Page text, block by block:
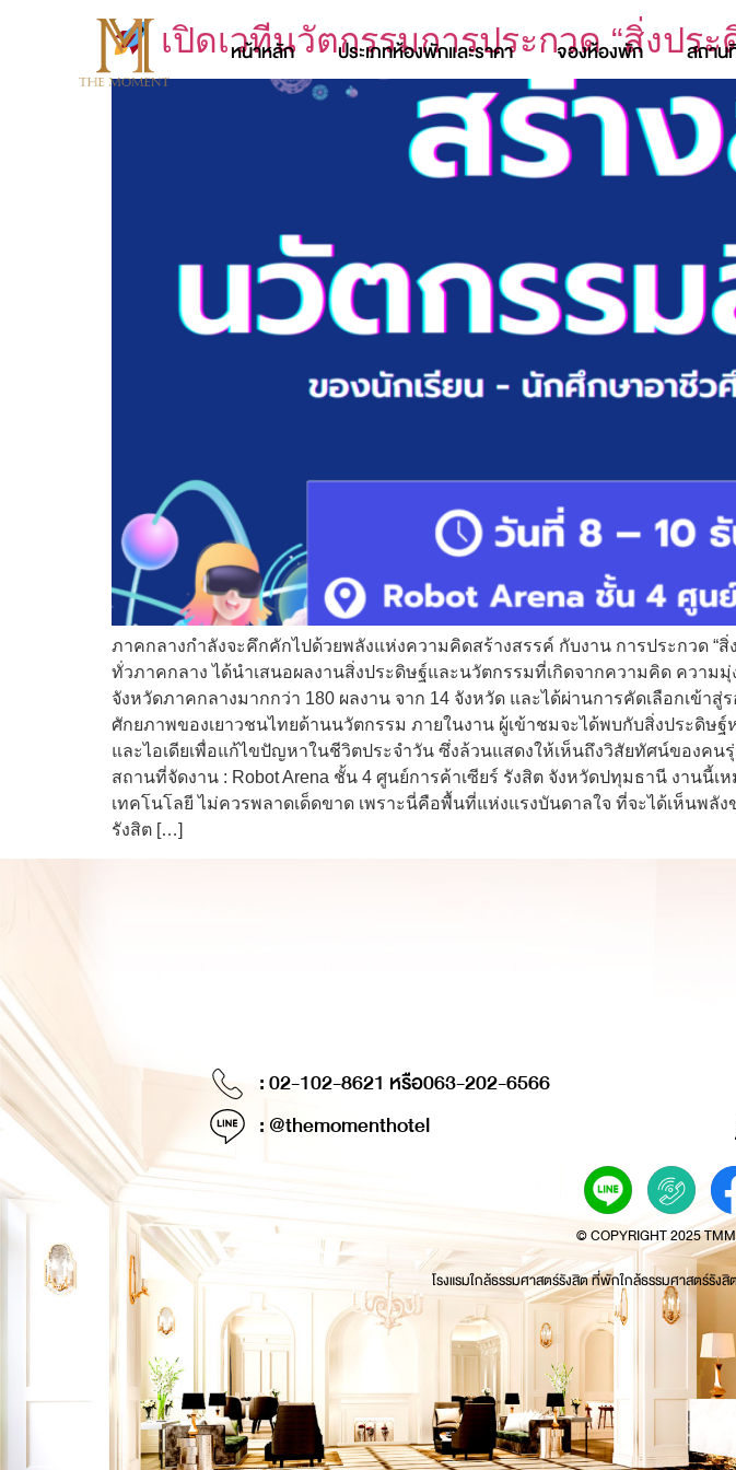
หน้าหลัก ประเภทห้องพักและราคา จองห้องพัก สถาน
เปิดเวทีนวัตกรรมการประกวด “สิ่งปร
ภาคกลางกำลังจะคึกคักไปด้วยพลังแห่งความคิดสร้างสรรค์ กับงาน การประกวด
ทั่วภาคกลาง ได้นำเสนอผลงานสิ่งประดิษฐ์และนวัตกรรมที่เกิดจากความคิด ควา
จังหวัดภาคกลางมากกว่า 180 ผลงาน จาก 14 จังหวัด และได้ผ่านการคัดเลือกเ
ศักยภาพของเยาวชนไทยด้านนวัตกรรม ภายในงาน ผู้เข้าชมจะได้พบกับสิ่งประดิ
และไอเดียเพื่อแก้ไขปัญหาในชีวิตประจำวัน ซึ่งล้วนแสดงให้เห็นถึงวิสัยทัศน์ของค
สถานที่จัดงาน : Robot Arena ชั้น 4 ศูนย์การค้าเซียร์ รังสิต จังหวัดปทุมธานี งาน
เทคโนโลยี ไม่ควรพลาดเด็ดขาด เพราะนี่คือพื้นที่แห่งแรงบันดาลใจ ที่จะได้เห็นพลั
รังสิต […]
: 02-102-8621 หรือ063-202-6566
: @themomenthotel
© COPYRIGHT 2025
โรงแรมใกล้ธรรมศาสตร์รังสิต ที่พักใกล้ธรรมศาสตร์รัง